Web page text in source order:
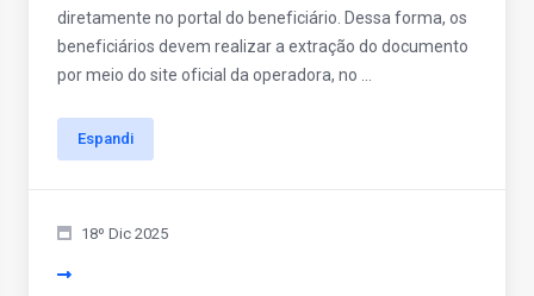
diretamente no portal do beneficiário. Dessa forma, os
beneficiários devem realizar a extração do documento
por meio do site oficial da operadora, no ...
Espandi
18º Dic 2025